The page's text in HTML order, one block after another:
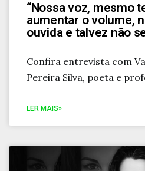
“Nossa voz, mesmo
aumentar o volume,
ouvida e talvez não
Confira entrevista com
Pereira Silva, poeta e
LER MAIS»